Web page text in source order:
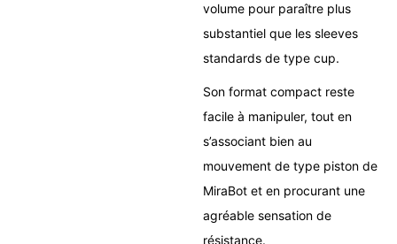
volume pour paraître plus
substantiel que les sleeves
standards de type cup.
Son format compact reste
facile à manipuler, tout en
s’associant bien au
mouvement de type piston de
MiraBot et en procurant une
agréable sensation de
résistance.